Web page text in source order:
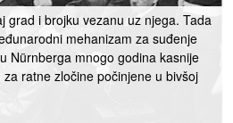
grad i brojku vezanu uz njega. Tada
mehanizam za suđenje
Nürnberga mnogo godina kasnije
ratne zločine počinjene u bivšoj